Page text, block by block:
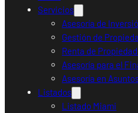
Servicios
Asesoría de
Gestión de
Renta de
Asesoría para el
Asesoría en
Listados
Listado Miami